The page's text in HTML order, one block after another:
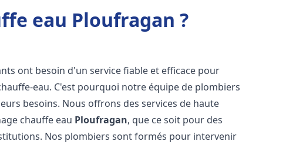
eau Ploufragan ?
ont besoin d'un service fiable et efficace pour
eau. C'est pourquoi notre équipe de plombiers
besoins. Nous offrons des services de haute
chauffe eau Ploufragan, que ce soit pour des
Nos plombiers sont formés pour intervenir